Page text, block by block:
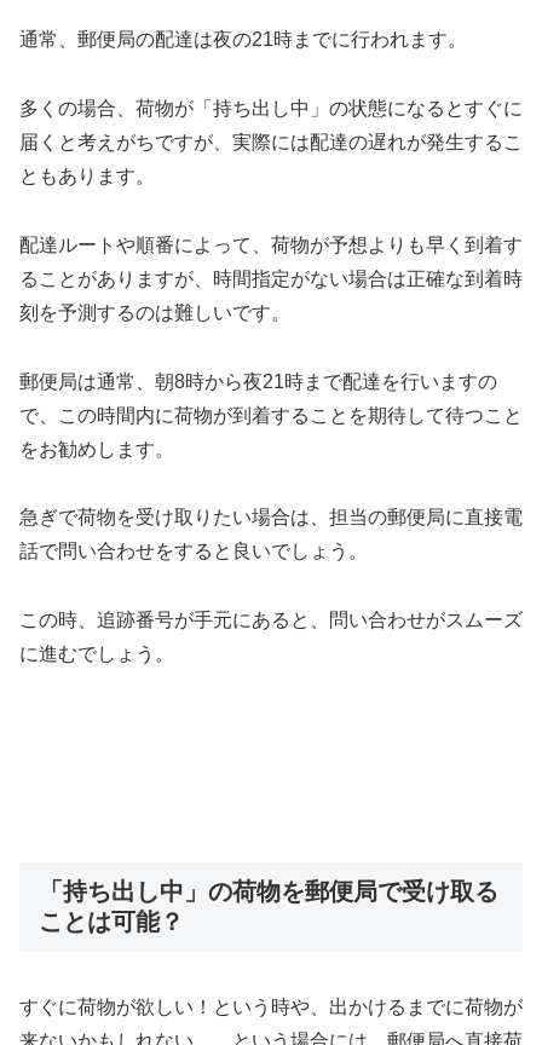
通常、郵便局の配達は夜の21時までに行われます。
多くの場合、荷物が「持ち出し中」の状態になるとすぐに
届くと考えがちですが、実際には配達の遅れが発生するこ
ともあります。
配達ルートや順番によって、荷物が予想よりも早く到着す
ることがありますが、時間指定がない場合は正確な到着時
刻を予測するのは難しいです。
郵便局は通常、朝8時から夜21時まで配達を行いますの
で、この時間内に荷物が到着することを期待して待つこと
をお勧めします。
急ぎで荷物を受け取りたい場合は、担当の郵便局に直接電
話で問い合わせをすると良いでしょう。
この時、追跡番号が手元にあると、問い合わせがスムーズ
に進むでしょう。
「持ち出し中」の荷物を郵便局で受け取る
ことは可能？
すぐに荷物が欲しい！という時や、出かけるまでに荷物が